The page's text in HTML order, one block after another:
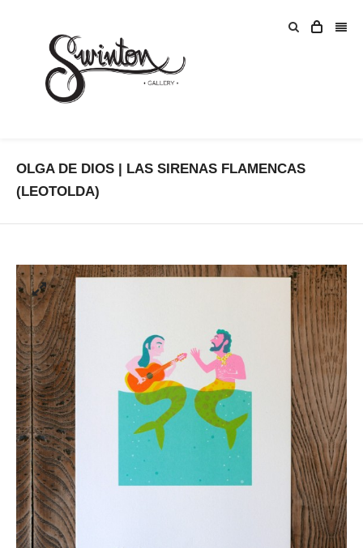
OLGA DE DIOS | LAS SIRENAS FLAMENCAS
(LEOTOLDA)